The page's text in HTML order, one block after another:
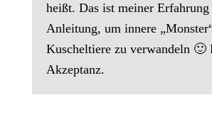
heißt. Das ist meiner Erfahrung
Anleitung, um innere
Kuscheltiere zu verwandeln 🙂
Akzeptanz.